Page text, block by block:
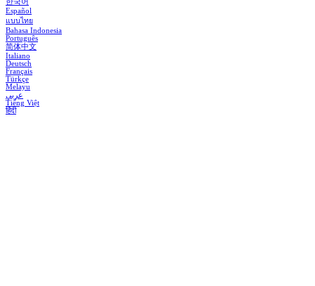
한국어
Español
แบบไทย
Bahasa Indonesia
Português
简体中文
Italiano
Deutsch
Français
Türkçe
Melayu
عربي
Tiếng Việt
हिंदी